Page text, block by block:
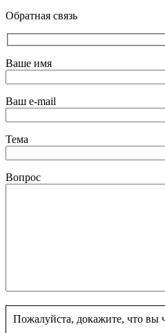
Обратная связь
Ваше имя
Ваш e-mail
Тема
Вопрос
Пожалуйста, докажите, что вы